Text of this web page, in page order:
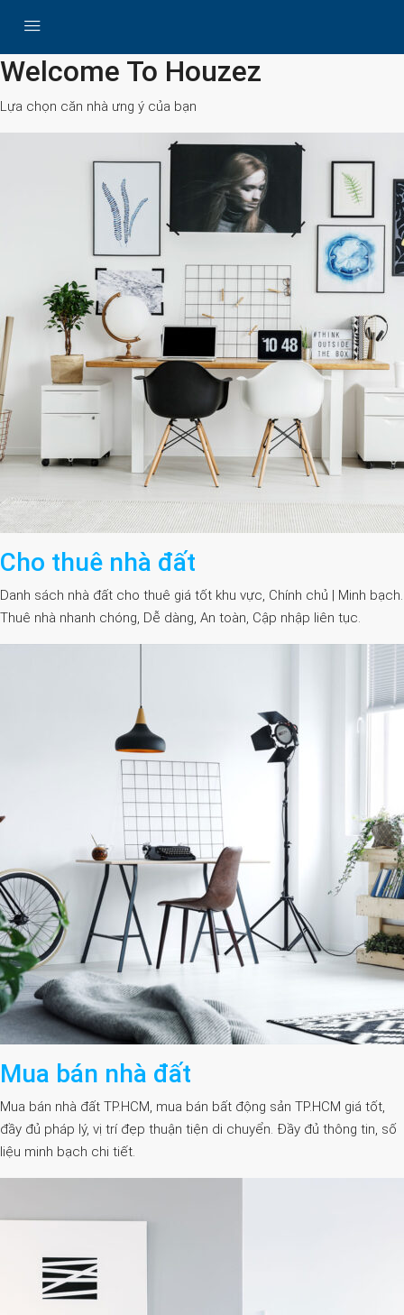
Search
Welcome To Houzez
Lựa chọn căn nhà ưng ý của bạn
Cho thuê nhà đất
Danh sách nhà đất cho thuê giá tốt khu vực, Chính chủ | Minh bạch.
Thuê nhà nhanh chóng, Dễ dàng, An toàn, Cập nhập liên tục.
Mua bán nhà đất
Mua bán nhà đất TP.HCM, mua bán bất động sản TP.HCM giá tốt,
đầy đủ pháp lý, vị trí đẹp thuận tiện di chuyển. Đầy đủ thông tin, số
liệu minh bạch chi tiết.